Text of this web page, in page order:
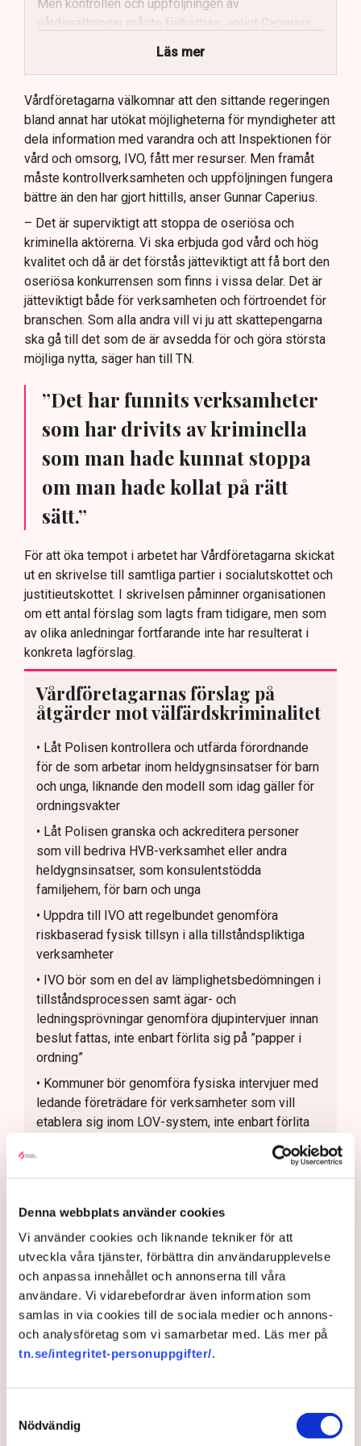
Denna webbplats använder cookies
Vi använder cookies och liknande tekniker för att
utveckla våra tjänster, förbättra din användarupplevelse
och anpassa innehållet och annonserna till våra
användare. Vi vidarebefordrar även information som
samlas in via cookies till de sociala medier och annons-
och analysföretag som vi samarbetar med. Läs mer på
tn.se/integritet-personuppgifter/.
Nödvändig
Men kontrollen och uppföljningen av
vårdinrättningar måste förbättras, enligt Caperius.
Vårdföretagarna vill se skärpta
Stockholms stad ses som ett gott exempel när det
kommer till effektiv kontroll av vårdinrättningar.
Framtida lagstiftning bör möjliggöra kontinuerlig
kontroll av anställda inom vården, anser
Vårdföretagarna.
Läs mer
Vårdföretagarna välkomnar att den sittande regeringen
bland annat har utökat möjligheterna för myndigheter att
dela information med varandra och att Inspektionen för
vård och omsorg, IVO, fått mer resurser. Men framåt
måste kontrollverksamheten och uppföljningen fungera
bättre än den har gjort hittills, anser Gunnar Caperius.
– Det är superviktigt att stoppa de oseriösa och
kriminella aktörerna. Vi ska erbjuda god vård och hög
kvalitet och då är det förstås jätteviktigt att få bort den
oseriösa konkurrensen som finns i vissa delar. Det är
jätteviktigt både för verksamheten och förtroendet för
branschen. Som alla andra vill vi ju att skattepengarna
ska gå till det som de är avsedda för och göra största
möjliga nytta, säger han till TN.
”Det har funnits verksamheter
som har drivits av kriminella
som man hade kunnat stoppa
om man hade kollat på rätt
sätt.”
För att öka tempot i arbetet har Vårdföretagarna skickat
ut en skrivelse till samtliga partier i socialutskottet och
justitieutskottet. I skrivelsen påminner organisationen
om ett antal förslag som lagts fram tidigare, men som
av olika anledningar fortfarande inte har resulterat i
konkreta lagförslag.
Vårdföretagarnas förslag på
åtgärder mot välfärdskriminalitet
• Låt Polisen kontrollera och utfärda förordnande
för de som arbetar inom heldygnsinsatser för barn
och unga, liknande den modell som idag gäller för
ordningsvakter
• Låt Polisen granska och ackreditera personer
som vill bedriva HVB-verksamhet eller andra
heldygnsinsatser, som konsulentstödda
familjehem, för barn och unga
• Uppdra till IVO att regelbundet genomföra
riskbaserad fysisk tillsyn i alla tillståndspliktiga
verksamheter
• IVO bör som en del av lämplighetsbedömningen i
tillståndsprocessen samt ägar- och
ledningsprövningar genomföra djupintervjuer innan
beslut fattas, inte enbart förlita sig på ”papper i
ordning”
• Kommuner bör genomföra fysiska intervjuer med
ledande företrädare för verksamheter som vill
etablera sig inom LOV-system, inte enbart förlita
upptäckten av oseriösa aktörer
• Undvik infiltration genom införande av
säkerhetsmekanismer på kommunens
biståndsenhet
• Ge alla utförare rätt till utökade
bakgrundskontroller av medarbetare samt
möjliggör årliga bakgrundskontroller av befintliga
medarbetare
De handlar bland annat om att personer som vill driva